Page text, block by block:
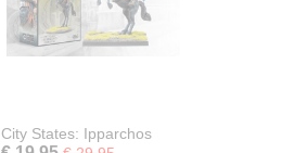
City States: Ipparchos